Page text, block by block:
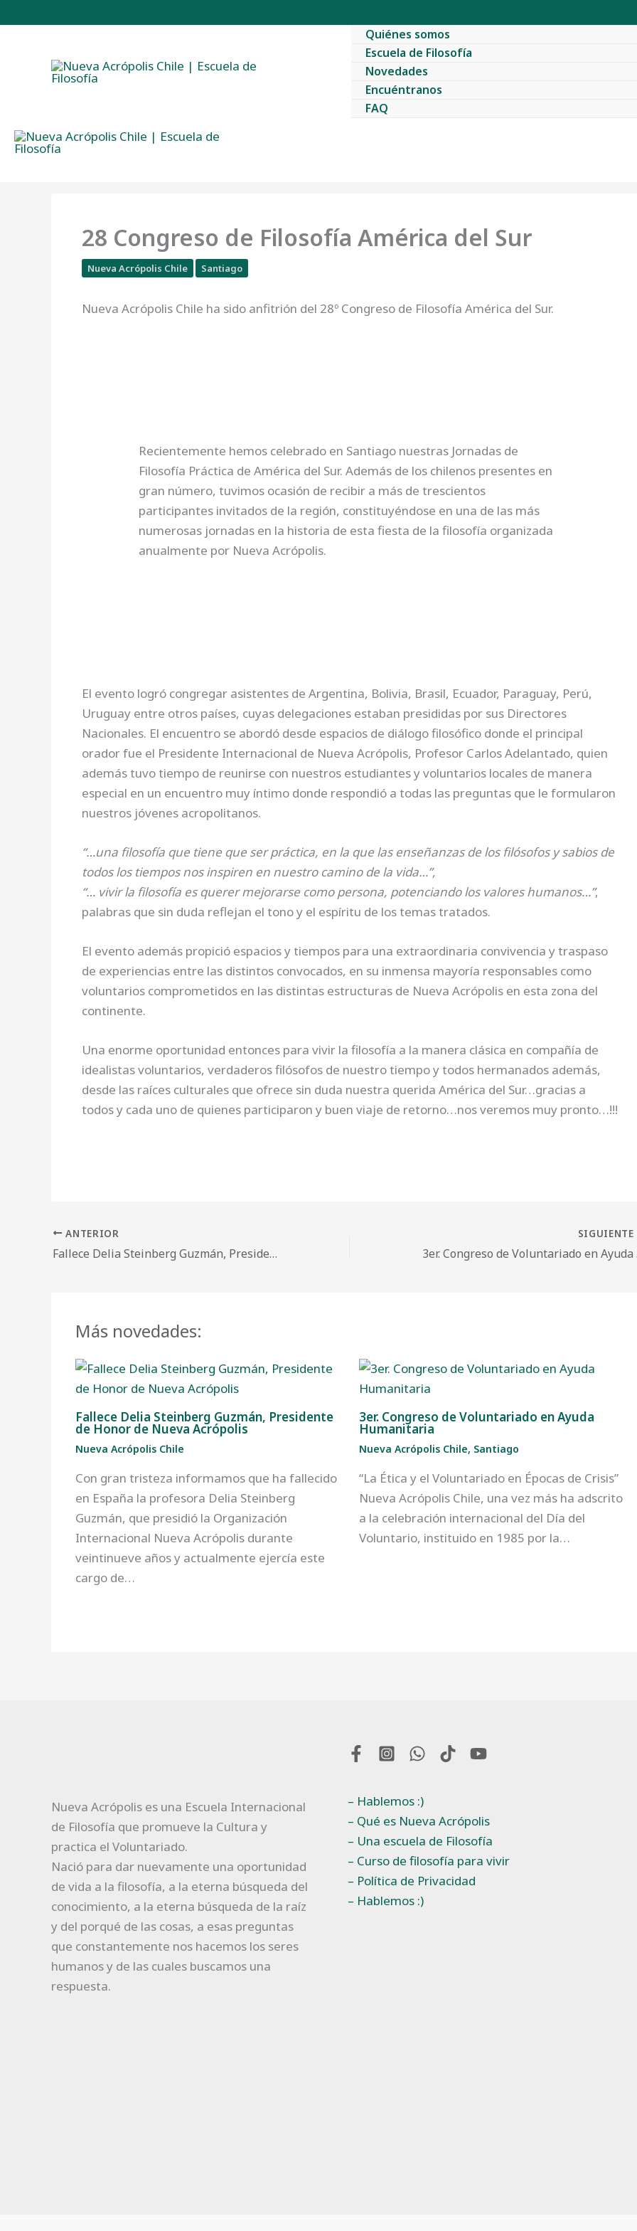
al
Quiénes somos
Escuela de Filosofía
Novedades
Encuéntranos
FAQ
28 Congreso de Filosofía América del Sur
Nueva Acrópolis Chile Santiago
Nueva Acrópolis Chile ha sido anfitrión del 28º Congreso de Filosofía América del Sur.
Recientemente hemos celebrado en Santiago nuestras Jornadas de
Filosofía Práctica de América del Sur. Además de los chilenos presentes en
gran número, tuvimos ocasión de recibir a más de trescientos
participantes invitados de la región, constituyéndose en una de las más
numerosas jornadas en la historia de esta fiesta de la filosofía organizada
anualmente por Nueva Acrópolis.
El evento logró congregar asistentes de Argentina, Bolivia, Brasil, Ecuador, Paraguay, Perú,
Uruguay entre otros países, cuyas delegaciones estaban presididas por sus Directores
Nacionales. El encuentro se abordó desde espacios de diálogo filosófico donde el principal
orador fue el Presidente Internacional de Nueva Acrópolis, Profesor Carlos Adelantado, quien
además tuvo tiempo de reunirse con nuestros estudiantes y voluntarios locales de manera
especial en un encuentro muy íntimo donde respondió a todas las preguntas que le formularon
nuestros jóvenes acropolitanos.
“…una filosofía que tiene que ser práctica, en la que las enseñanzas de los filósofos y sabios de
todos los tiempos nos inspiren en nuestro camino de la vida…”,
“… vivir la filosofía es querer mejorarse como persona, potenciando los valores humanos…”,
palabras que sin duda reflejan el tono y el espíritu de los temas tratados.
El evento además propició espacios y tiempos para una extraordinaria convivencia y traspaso
de experiencias entre las distintos convocados, en su inmensa mayoría responsables como
voluntarios comprometidos en las distintas estructuras de Nueva Acrópolis en esta zona del
continente.
Una enorme oportunidad entonces para vivir la filosofía a la manera clásica en compañía de
idealistas voluntarios, verdaderos filósofos de nuestro tiempo y todos hermanados además,
desde las raíces culturales que ofrece sin duda nuestra querida América del Sur…gracias a
todos y cada uno de quienes participaron y buen viaje de retorno…nos veremos muy pronto…!!!
ANTERIOR
Fallece Delia Steinberg Guzmán, Presidente de Honor de Nueva Acrópolis
SIGUIENTE
3er.
Más novedades:
Fallece Delia Steinberg Guzmán, Presidente
de Honor de Nueva Acrópolis
Nueva Acrópolis Chile
Con gran tristeza informamos que ha fallecido
en España la profesora Delia Steinberg
Guzmán, que presidió la Organización
Internacional Nueva Acrópolis durante
veintinueve años y actualmente ejercía este
cargo de…
3er. Congreso de Voluntariado en Ayuda
Humanitaria
Nueva Acrópolis Chile, Santiago
“La Ética y el Voluntariado en Épocas de Crisis”
Nueva Acrópolis Chile, una vez más ha adscrito
a la celebración internacional del Día del
Voluntario, instituido en 1985 por la…
Nueva Acrópolis es una Escuela Internacional
de Filosofía que promueve la Cultura y
practica el Voluntariado.
Nació para dar nuevamente una oportunidad
de vida a la filosofía, a la eterna búsqueda del
conocimiento, a la eterna búsqueda de la raíz
y del porqué de las cosas, a esas preguntas
que constantemente nos hacemos los seres
humanos y de las cuales buscamos una
respuesta.
– Hablemos :)
– Qué es Nueva Acrópolis
– Una escuela de Filosofía
– Curso de filosofía para vivir
– Política de Privacidad
– Hablemos :)